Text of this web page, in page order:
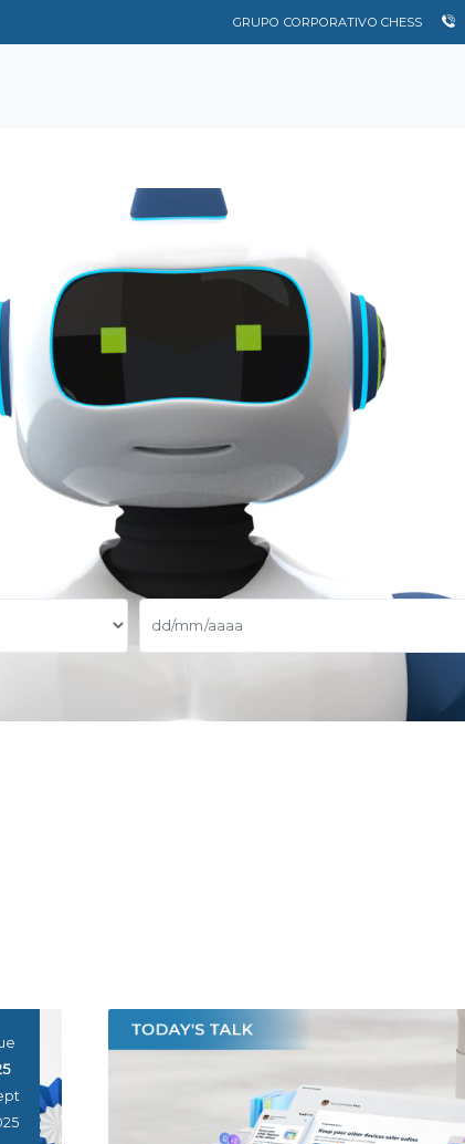
GRUPO CORPORATIVO CHESS